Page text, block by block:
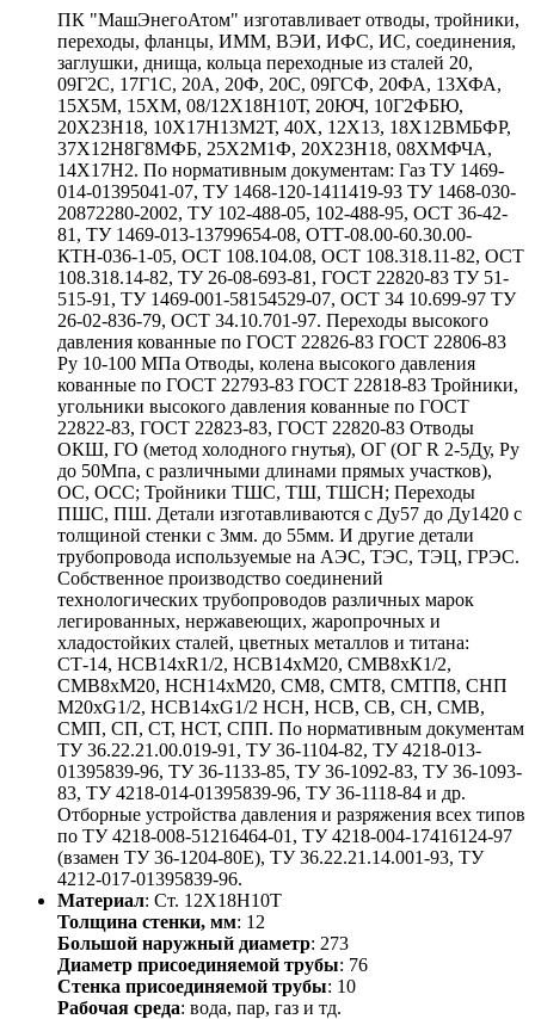
ПК "МашЭнегоАтом" изготавливает отводы, тройники,
переходы, фланцы, ИММ, ВЭИ, ИФС, ИС, соединения,
заглушки, днища, кольца переходные из сталей 20,
09Г2С, 17Г1С, 20А, 20Ф, 20С, 09ГСФ, 20ФА, 13ХФА,
15Х5М, 15ХМ, 08/12Х18Н10Т, 20ЮЧ, 10Г2ФБЮ,
20Х23Н18, 10Х17Н13М2Т, 40Х, 12Х13, 18Х12ВМБФР,
37Х12Н8Г8МФБ, 25Х2М1Ф, 20Х23Н18, 08ХМФЧА,
14Х17Н2. По нормативным документам: Газ ТУ 1469-
014-01395041-07, ТУ 1468-120-1411419-93 ТУ 1468-030-
20872280-2002, ТУ 102-488-05, 102-488-95, ОСТ 36-42-
81, ТУ 1469-013-13799654-08, ОТТ-08.00-60.30.00-
КТН-036-1-05, ОСТ 108.104.08, ОСТ 108.318.11-82, ОСТ
108.318.14-82, ТУ 26-08-693-81, ГОСТ 22820-83 ТУ 51-
515-91, ТУ 1469-001-58154529-07, ОСТ 34 10.699-97 ТУ
26-02-836-79, ОСТ 34.10.701-97. Переходы высокого
давления кованные по ГОСТ 22826-83 ГОСТ 22806-83
Ру 10-100 МПа Отводы, колена высокого давления
кованные по ГОСТ 22793-83 ГОСТ 22818-83 Тройники,
угольники высокого давления кованные по ГОСТ
22822-83, ГОСТ 22823-83, ГОСТ 22820-83 Отводы
ОКШ, ГО (метод холодного гнутья), ОГ (ОГ R 2-5Ду, Ру
до 50Мпа, с различными длинами прямых участков),
ОС, ОСС; Тройники ТШС, ТШ, ТШСН; Переходы
ПШС, ПШ. Детали изготавливаются с Ду57 до Ду1420 с
толщиной стенки с 3мм. до 55мм. И другие детали
трубопровода используемые на АЭС, ТЭС, ТЭЦ, ГРЭС.
Собственное производство соединений
технологических трубопроводов различных марок
легированных, нержавеющих, жаропрочных и
хладостойких сталей, цветных металлов и титана:
СТ-14, НСВ14хR1/2, НСВ14хМ20, СМВ8хК1/2,
СМВ8хМ20, НСН14хМ20, СМ8, СМТ8, СМТП8, СНП
М20хG1/2, НСВ14хG1/2 НСН, НСВ, СВ, СН, СМВ,
СМП, СП, СТ, НСТ, СПП. По нормативным документам
ТУ 36.22.21.00.019-91, ТУ 36-1104-82, ТУ 4218-013-
01395839-96, ТУ 36-1133-85, ТУ 36-1092-83, ТУ 36-1093-
83, ТУ 4218-014-01395839-96, ТУ 36-1118-84 и др.
Отборные устройства давления и разряжения всех типов
по ТУ 4218-008-51216464-01, ТУ 4218-004-17416124-97
(взамен ТУ 36-1204-80Е), ТУ 36.22.21.14.001-93, ТУ
4212-017-01395839-96.
Материал: Ст. 12Х18Н10Т
Толщина стенки, мм: 12
Большой наружный диаметр: 273
Диаметр присоединяемой трубы: 76
Стенка присоединяемой трубы: 10
Рабочая среда: вода, пар, газ и тд.